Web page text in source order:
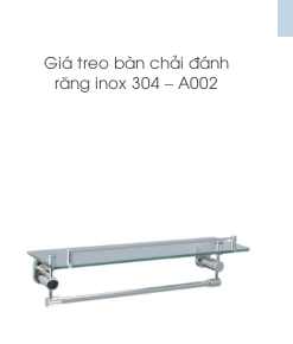
Giá treo bàn chải đánh
răng inox 304 – A002